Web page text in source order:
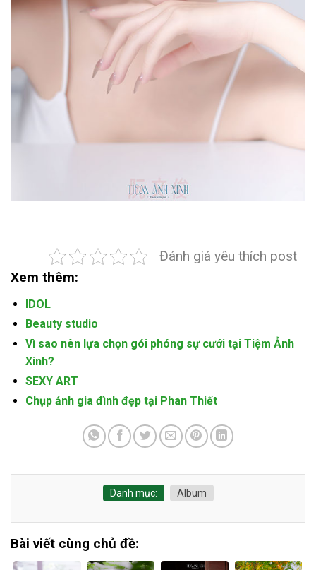
Đánh giá yêu thích post
Xem thêm:
IDOL
Beauty studio
Vì sao nên lựa chọn gói phóng sự cưới tại Tiệm Ảnh
Xinh?
SEXY ART
Chụp ảnh gia đình đẹp tại Phan Thiết
Danh mục: Album
Bài viết cùng chủ đề: